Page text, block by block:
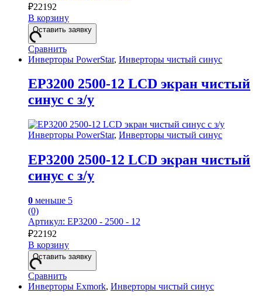
₽22192
В корзину
Оставить заявку
Сравнить
Инверторы PowerStar, Инверторы чистый синус
EP3200 2500-12 LCD экран чистый
синус с з/у
Инверторы PowerStar, Инверторы чистый синус
EP3200 2500-12 LCD экран чистый
синус с з/у
0 меньше 5
(0)
Артикул: EP3200 - 2500 - 12
₽22192
В корзину
Оставить заявку
Сравнить
Инверторы Exmork, Инверторы чистый синус